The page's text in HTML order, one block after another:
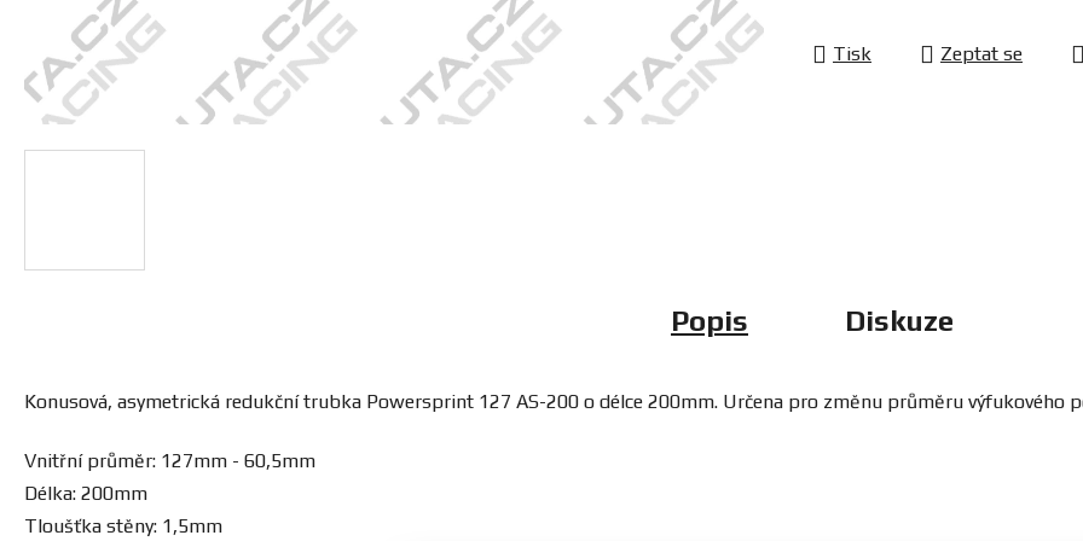
Tisk Zeptat se
Popis Diskuze
Konusová, asymetrická redukční trubka Powersprint 127 AS-200 o délce 200mm. Určena pro změnu průměru výfukového
Vnitřní průměr: 127mm - 60,5mm
Délka: 200mm
Tloušťka stěny: 1,5mm